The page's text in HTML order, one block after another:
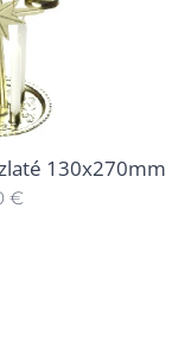
130x270mm
€